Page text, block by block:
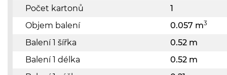
Počet kartonů
1
Objem balení
0.057 m3
Balení 1 šířka
0.52 m
Balení 1 délka
0.52 m